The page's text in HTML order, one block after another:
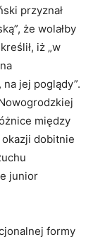
przyznał
że wolałby
iż „w
jej poglądy”.
między
dobitnie
junior
formy